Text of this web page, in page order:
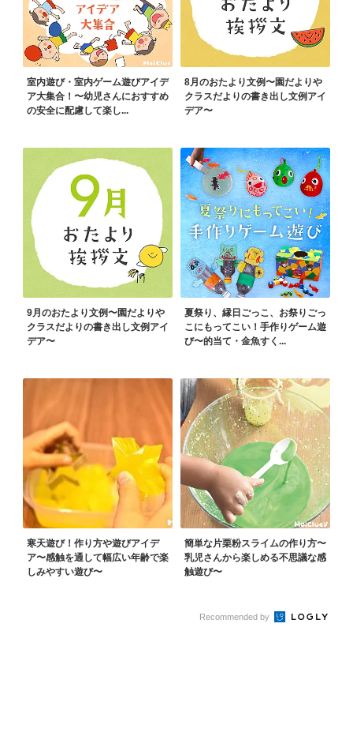
室内遊び・室内ゲーム遊びアイデ
ア大集合！〜幼児さんにおすすめ
の安全に配慮して楽し...
8月のおたより文例〜園だよりや
クラスだよりの書き出し文例アイ
デア〜
9月のおたより文例〜園だよりや
クラスだよりの書き出し文例アイ
デア〜
夏祭り、縁日ごっこ、お祭りごっ
こにもってこい！手作りゲーム遊
び〜的当て・金魚すく...
寒天遊び！作り方や遊びアイデ
ア〜感触を通して幅広い年齢で楽
しみやすい遊び〜
簡単な片栗粉スライムの作り方〜
乳児さんから楽しめる不思議な感
触遊び〜
Recommended by